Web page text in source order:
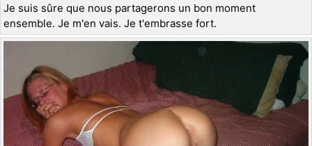
Je suis sûre que nous partagerons un bon moment
ensemble. Je m'en vais. Je t'embrasse fort.